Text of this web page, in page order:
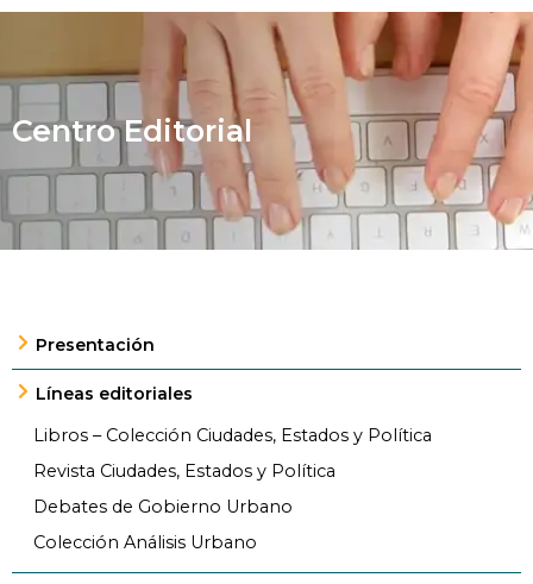
Centro Editorial
Presentación
Líneas editoriales
Libros – Colección Ciudades, Estados y Política
Revista Ciudades, Estados y Política
Debates de Gobierno Urbano
Colección Análisis Urbano